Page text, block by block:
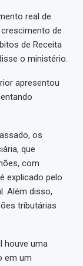
real de
de
de Receita
o ministério.
apresentou
os
que
com
explicado pelo
Além disso,
tributárias
houve uma
em um